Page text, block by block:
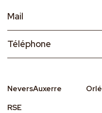
Mail
Téléphone
NeversAuxerre
RSE